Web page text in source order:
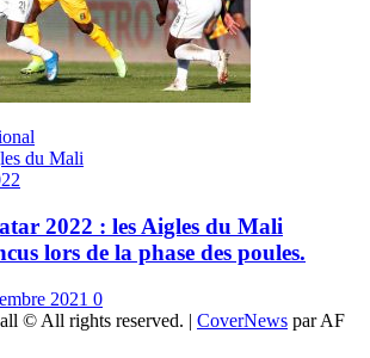
du Mali
2022 : les Aigles du Mali
lors de la phase des poules.
2021 0
© All rights reserved. | CoverNews par AF